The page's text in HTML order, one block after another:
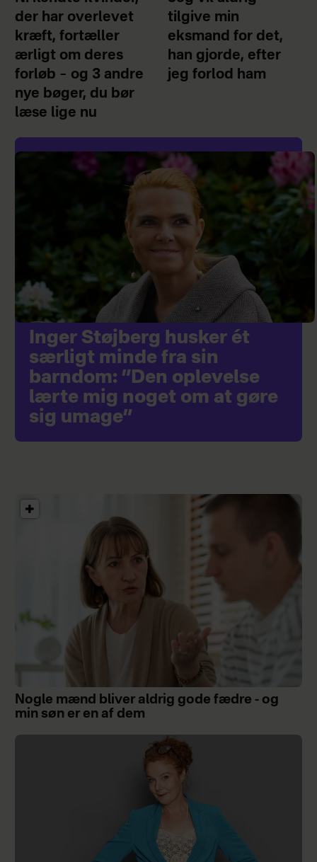
der har overlevet
kræft, fortæller
ærligt om deres
forløb – og 3 andre
nye bøger, du bør
læse lige nu
tilgive min
eksmand for det,
han gjorde, efter
jeg forlod ham
Inger Støjberg husker ét
særligt minde fra sin
barndom: ”Den oplevelse
lærte mig noget om at gøre
sig umage”
Nogle mænd bliver aldrig gode fædre - og
min søn er en af dem